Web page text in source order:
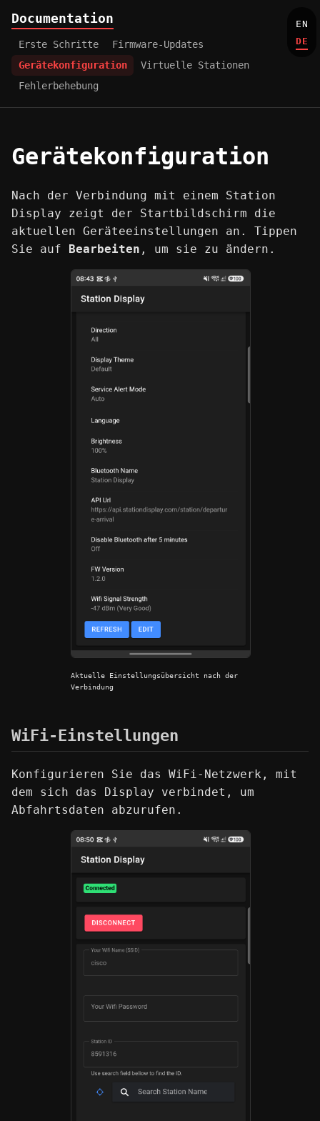
EN
DE
Documentation
Erste Schritte
Firmware-Updates
Gerätekonfiguration
Virtuelle Stationen
Fehlerbehebung
Gerätekonfiguration
Nach der Verbindung mit einem Station
Display zeigt der Startbildschirm die
aktuellen Geräteeinstellungen an. Tippen
Sie auf Bearbeiten , um sie zu ändern.
Aktuelle Einstellungsübersicht nach der
Verbindung
WiFi-Einstellungen
Konfigurieren Sie das WiFi-Netzwerk, mit
dem sich das Display verbindet, um
Abfahrtsdaten abzurufen.